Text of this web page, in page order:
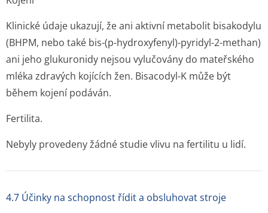
Klinické údaje ukazují, že ani aktivní metabolit bisakodylu
(BHPM, nebo také bis-(p-hydroxyfenyl)-pyridyl-2-methan)
ani jeho glukuronidy nejsou vylučovány do mateřského
mléka zdravých kojících žen. Bisacodyl-K může být
během kojení podáván.
Fertilita.
Nebyly provedeny žádné studie vlivu na fertilitu u lidí.
4.7 Účinky na schopnost řídit a obsluhovat stroje